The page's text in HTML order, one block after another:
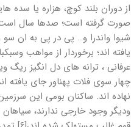
از دوران بلند کوچ، هزاره یا سده
صورت گرفته است؛ صدها سال
شیوا واندرا و… پی در پی به ان
یافته اند؛ برخوردار از مواهب
ودیگر وجود خارجی ندارند،